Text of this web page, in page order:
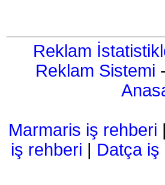
Reklam
Reklam Sistemi -
Marmaris iş rehberi |
iş rehberi | Datça iş